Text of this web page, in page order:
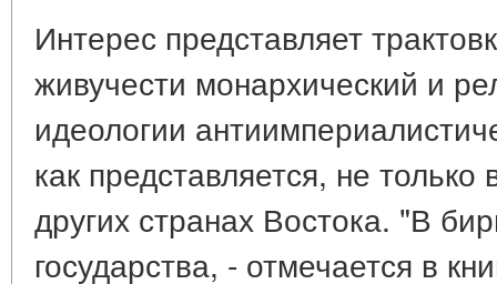
Интерес представляет
живучести монархический и
идеологии
как представляется, не
других странах Востока. "В
государства, - отмечается в